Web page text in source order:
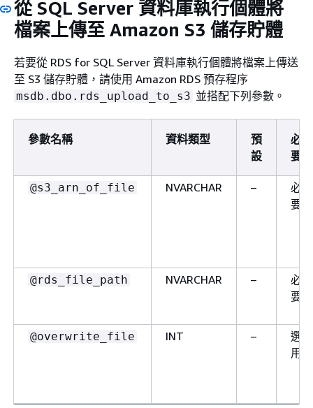
從 SQL Server 資料庫執行個體將
檔案上傳至 Amazon S3 儲存貯體
若要從 RDS for SQL Server 資料庫執行個體將檔案上傳送
至 S3 儲存貯體，請使用 Amazon RDS 預存程序
msdb.dbo.rds_upload_to_s3 並搭配下列參數。
參數名稱 資料類型
預
設
必
要
@s3_arn_of_file NVARCHAR –
必
要
@rds_file_path NVARCHAR –
必
要
@overwrite_file INT –
選
用